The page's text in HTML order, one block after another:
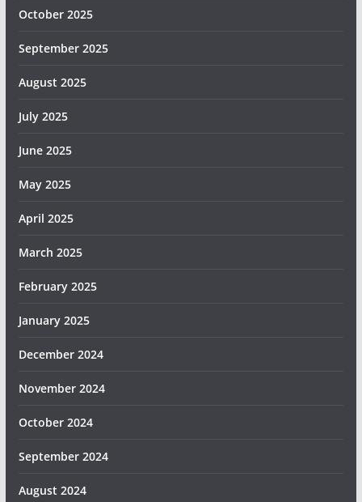
October 2025
September 2025
August 2025
July 2025
June 2025
May 2025
April 2025
March 2025
February 2025
January 2025
December 2024
November 2024
October 2024
September 2024
August 2024